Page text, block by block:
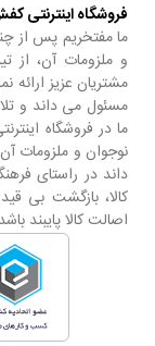
فروشگاه
ما مفتخریم پس از
مشتریان عزیز ارائه
مسئول می داند و
ما در فروشگاه
نوجوان و ملزومات
داند در راستای
کالا، بازگشت بی
اصالت کالا پایبند